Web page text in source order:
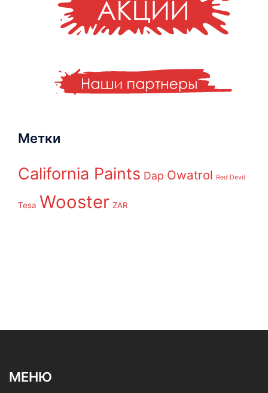
Метки
California Paints Dap Owatrol Red Devil
Tesa Wooster ZAR
МЕНЮ